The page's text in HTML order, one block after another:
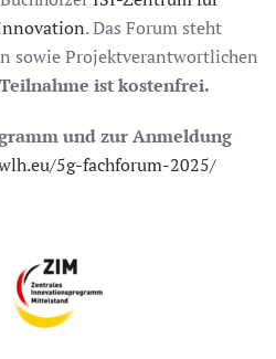
. Das Forum steht
sowie Projektverantwortlichen
ist kostenfrei.
und zur Anmeldung
5g-fachforum-2025/